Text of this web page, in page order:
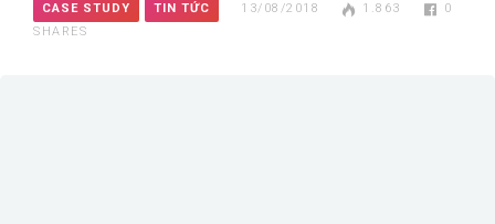
CASE STUDY TIN TỨC 13/08/2018 1.863
0
SHARES